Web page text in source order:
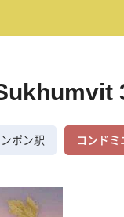
ポン駅 コンドミ